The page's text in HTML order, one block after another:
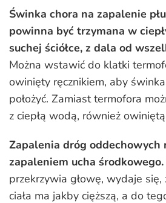
Świnka chora na zapalenie
powinna być trzymana w
suchej ściółce, z dala od
Można wstawić do klatki
owinięty ręcznikiem, aby
położyć. Zamiast termofora
z ciepłą wodą, również
Zapalenia dróg oddechowych
zapaleniem ucha środkowego.
przekrzywia głowę, wydaje
ciała ma jakby cięższą, a do